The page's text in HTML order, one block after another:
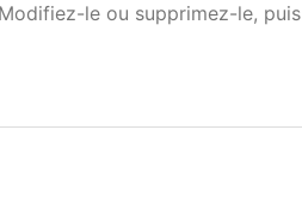
le ou supprimez-le, puis